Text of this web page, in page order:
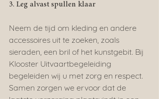
3. Leg alvast spullen klaar
Neem de tijd om kleding en andere
accessoires uit te zoeken, zoals
sieraden, een bril of het kunstgebit. Bij
Klooster Uitvaartbegeleiding
begeleiden wij u met zorg en respect.
Samen zorgen we ervoor dat de